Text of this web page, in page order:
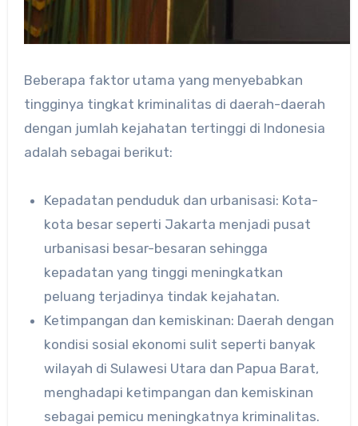
Beberapa faktor utama yang menyebabkan
tingginya tingkat kriminalitas di daerah-daerah
dengan jumlah kejahatan tertinggi di Indonesia
adalah sebagai berikut:
Kepadatan penduduk dan urbanisasi: Kota-
kota besar seperti Jakarta menjadi pusat
urbanisasi besar-besaran sehingga
kepadatan yang tinggi meningkatkan
peluang terjadinya tindak kejahatan.
Ketimpangan dan kemiskinan: Daerah dengan
kondisi sosial ekonomi sulit seperti banyak
wilayah di Sulawesi Utara dan Papua Barat,
menghadapi ketimpangan dan kemiskinan
sebagai pemicu meningkatnya kriminalitas.